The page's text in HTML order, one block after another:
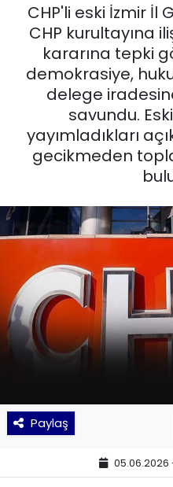
CHP'li eski İzmir İl
CHP kurultayına
kararına tepki
demokrasiye,
delege
savundu.
yayımladıkları
gecikmeden
Paylaş
05.06.2026
EKONOMİ
English News
GÜNCEL
KÜLTÜR SANAT
POLİTİKA
SAĞLIK
Siyaset
SPOR
Yaşam
YEREL POLİTİKA
Son Dakika
Haber Arşivi